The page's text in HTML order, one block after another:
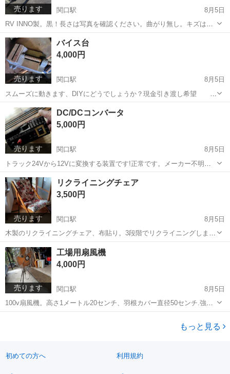
売ります 関口駅
8月5日
RV INNO製。黒！長さは写真を確認ください。曲がり無し。キズは有
ります。日産ラルゴに取付てありました。他車種で使用には専用ブラ
ケットが必要！？平日連絡可ですが取り引きは土日曜祝日になりま
す。関市内まで取りに来れる方！ノー...
岐阜 関市 関口駅
売ります
バイス台
4,000円
関口駅
8月5日
スムーズに動きます、DIYにどうでしょうか？現金引き渡し希望 平
日連絡可ですが取り引きは土日曜祝日になります。取り引き場所はな
るべく関市内まで来れる方！応相談❢ ノーリターンノークレームで
お願いします！
岐阜 関市
売ります
DC/DCコンバータ
5,000円
関口駅
8月5日
トラック24Vから12Vに変換する装置です!正常です。メーカー不明。
サイズ幅14センチ、奥行き16センチ、高さ6センチです!現金引き渡し
希望。平日連絡可ですが取引は土日曜祝日となります!ノークレームノ
ーリターンでお願いします...
岐阜 関市 関口駅 内装、インテリア
売ります
リクライニングチェア
3,500円
関口駅
8月5日
木製のリクライニングチェア、布貼り。3段階でリクライニングしま
す。角に破れ有り、写真4.幅57センチ程。１番起こした高さ90センチ
程。１番寝かせた高さ65センチ程。使用感ありますが目立った汚れ、
キズは無いと思います。現物確認...
岐阜 関市 関口駅 椅子
売ります
工場用扇風機
4,000円
関口駅
8月5日
100v扇風機。高さ1メートル20センチ、羽根カバー直径50センチ.強さ3
段階。後ろカバー割れありますが正常に動作します!平日連絡可ですが
取引は土日祝日になります。現金引き渡し希望。ノークレームノーリ
もっと見る
初めての方へ 利用規約